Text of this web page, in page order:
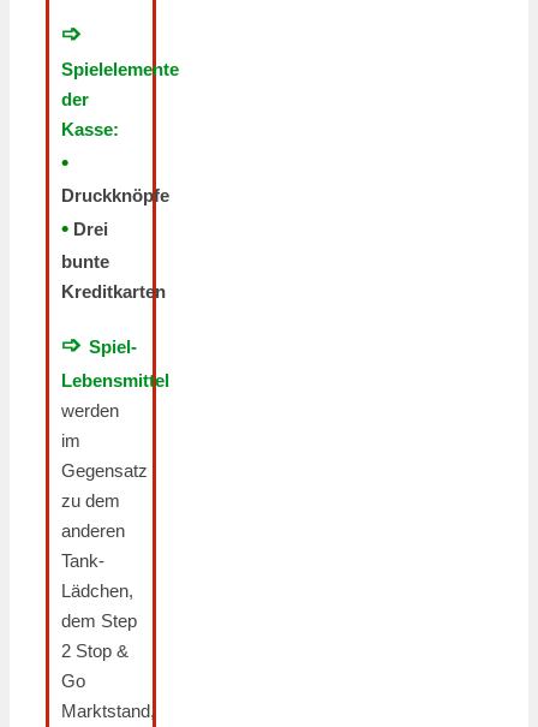
➩
Spielelemente
der
Kasse:
•
Druckknöpfe
• Drei
bunte
Kreditkarten
➩ Spiel-
Lebensmittel
werden
im
Gegensatz
zu dem
anderen
Tank-
Lädchen,
dem Step
2 Stop &
Go
Marktstand,